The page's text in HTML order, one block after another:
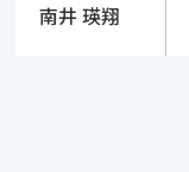
南井 瑛翔